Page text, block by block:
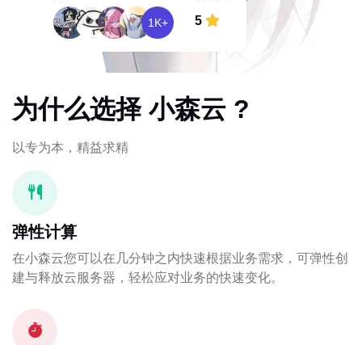
1K+ 5
为什么选择 小森云 ?
以专为本，精益求精
弹性计算
在小森云您可以在几分钟之内快速根据业务需求，可弹性创
建与释放云服务器，轻松应对业务的快速变化。